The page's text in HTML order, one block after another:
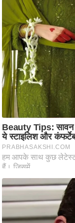
ण
स
म
सा
म
यि
क
मा
तृ
भू
मि
स्तं
भ
म